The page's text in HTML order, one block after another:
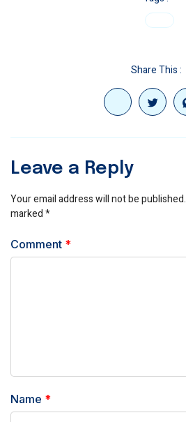
Share This :
Leave a Reply
Your email address will not be published.
marked*
Comment *
Name *